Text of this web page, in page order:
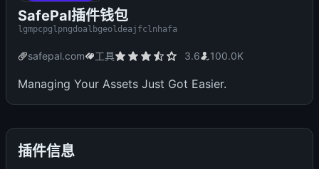
SafePal插件钱包
lgmpcpglpngdoalbgeoldeajfclnhafa
safepal.com 工具 3.6 100.0K
Managing Your Assets Just Got Easier.
插件信息